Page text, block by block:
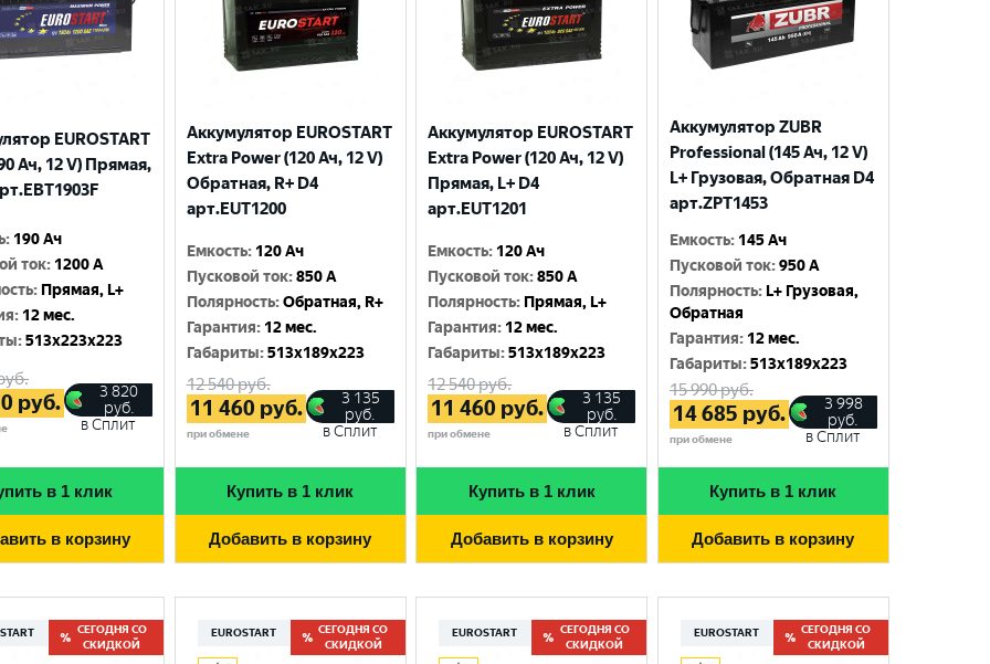
EUROSTART
Ач, 12 V) Прямая,
: 190 Ач
ток: 1200 A
: Прямая, L+
: 12 мес.
:513x223x223
руб.
3 820
руб.
в Сплит
в 1 клик
в корзину
Аккумулятор EUROSTART
Extra Power (120 Ач, 12 V)
Обратная, R+ D4
арт.EUT1200
Емкость: 120 Ач
Пусковой ток:850 A
Полярность:Обратная, R+
Гарантия: 12 мес.
Габариты:513x189x223
12 540руб.
11 460 руб.
при обмене
3 135
руб.
в Сплит
Купить в 1 клик
Добавить в корзину
Аккумулятор EUROSTART
Extra Power (120 Ач, 12 V)
Прямая, L+ D4
арт.EUT1201
Емкость: 120 Ач
Пусковой ток:850 A
Полярность: Прямая, L+
Гарантия: 12 мес.
Габариты:513x189x223
12 540руб.
11 460 руб.
при обмене
3 135
руб.
в Сплит
Купить в 1 клик
Добавить в корзину
Аккумулятор ZUBR
Professional (145 Ач, 12 V)
L+ Грузовая, Обратная D4
арт.ZPT1453
Емкость: 145 Ач
Пусковой ток:950 A
Полярность: L+ Грузовая,
Обратная
Гарантия: 12 мес.
Габариты:513x189x223
15 990руб.
14 685 руб.
при обмене
3 998
руб.
в Сплит
Купить в 1 клик
Добавить в корзину
СЕГОДНЯ СО
СКИДКОЙ
EUROSTART
СЕГОДНЯ СО
СКИДКОЙ
EUROSTART
СЕГОДНЯ СО
СКИДКОЙ
EUROSTART
СЕГОДНЯ СО
СКИДКОЙ